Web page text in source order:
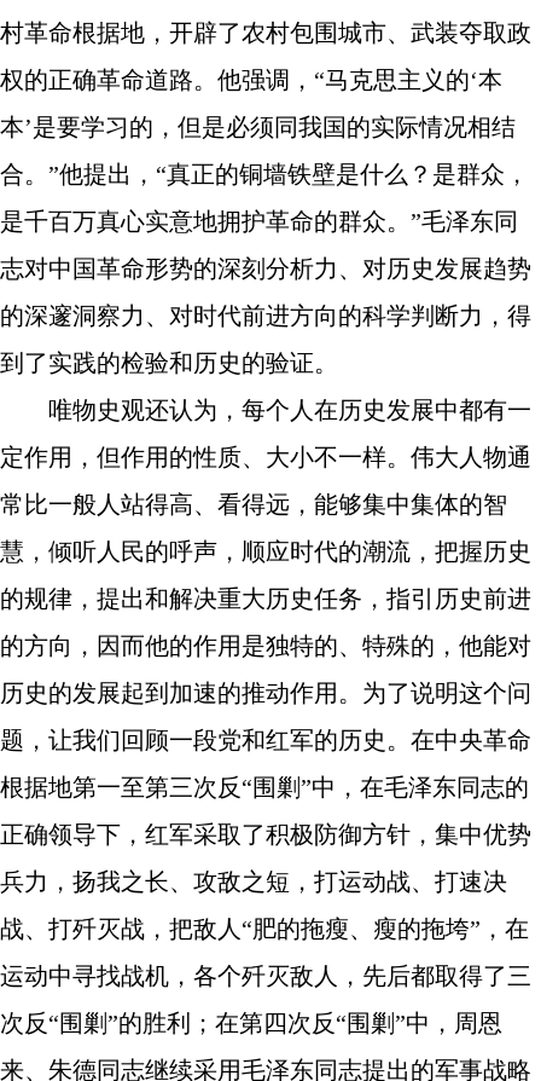
村革命根据地，开辟了农村包围城市、武装夺取政
权的正确革命道路。他强调，“马克思主义的‘本
本’是要学习的，但是必须同我国的实际情况相结
合。”他提出，“真正的铜墙铁壁是什么？是群众，
是千百万真心实意地拥护革命的群众。”毛泽东同
志对中国革命形势的深刻分析力、对历史发展趋势
的深邃洞察力、对时代前进方向的科学判断力，得
到了实践的检验和历史的验证。
唯物史观还认为，每个人在历史发展中都有一
定作用，但作用的性质、大小不一样。伟大人物通
常比一般人站得高、看得远，能够集中集体的智
慧，倾听人民的呼声，顺应时代的潮流，把握历史
的规律，提出和解决重大历史任务，指引历史前进
的方向，因而他的作用是独特的、特殊的，他能对
历史的发展起到加速的推动作用。为了说明这个问
题，让我们回顾一段党和红军的历史。在中央革命
根据地第一至第三次反“围剿”中，在毛泽东同志的
正确领导下，红军采取了积极防御方针，集中优势
兵力，扬我之长、攻敌之短，打运动战、打速决
战、打歼灭战，把敌人“肥的拖瘦、瘦的拖垮”，在
运动中寻找战机，各个歼灭敌人，先后都取得了三
次反“围剿”的胜利；在第四次反“围剿”中，周恩
来、朱德同志继续采用毛泽东同志提出的军事战略